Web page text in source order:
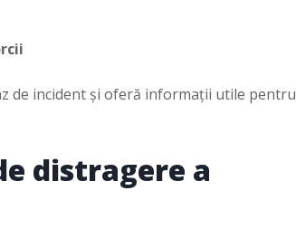
de incident și oferă informații utile pentru
distragere a